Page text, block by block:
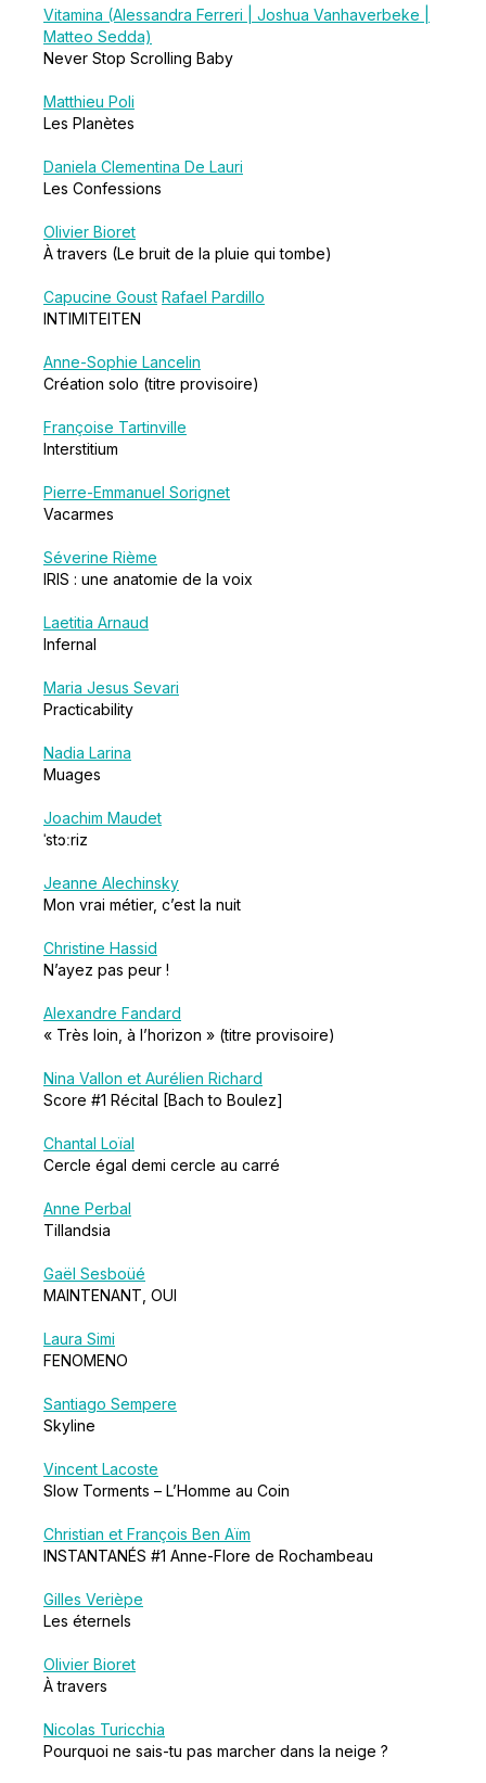
Vitamina (Alessandra Ferreri | Joshua Vanhaverbeke |
Matteo Sedda)
Never Stop Scrolling Baby
Matthieu Poli
Les Planètes
Daniela Clementina De Lauri
Les Confessions
Olivier Bioret
À travers (Le bruit de la pluie qui tombe)
Capucine Goust Rafael Pardillo
INTIMITEITEN
Anne-Sophie Lancelin
Création solo (titre provisoire)
Françoise Tartinville
Interstitium
Pierre-Emmanuel Sorignet
Vacarmes
Séverine Rième
IRIS : une anatomie de la voix
Laetitia Arnaud
Infernal
Maria Jesus Sevari
Practicability
Nadia Larina
Muages
Joachim Maudet
ˈstɔːriz
Jeanne Alechinsky
Mon vrai métier, c’est la nuit
Christine Hassid
N’ayez pas peur !
Alexandre Fandard
« Très loin, à l’horizon » (titre provisoire)
Nina Vallon et Aurélien Richard
Score #1 Récital [Bach to Boulez]
Chantal Loïal
Cercle égal demi cercle au carré
Anne Perbal
Tillandsia
Gaël Sesboüé
MAINTENANT, OUI
Laura Simi
FENOMENO
Santiago Sempere
Skyline
Vincent Lacoste
Slow Torments – L’Homme au Coin
Christian et François Ben Aïm
INSTANTANÉS #1 Anne-Flore de Rochambeau
Gilles Verièpe
Les éternels
Olivier Bioret
À travers
Nicolas Turicchia
Pourquoi ne sais-tu pas marcher dans la neige ?